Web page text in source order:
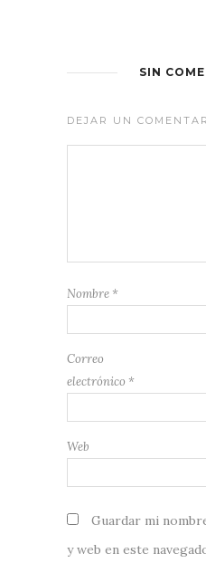
SIN
DEJAR UN
Nombre *
Correo
electrónico *
Web
Guardar mi
y web en este